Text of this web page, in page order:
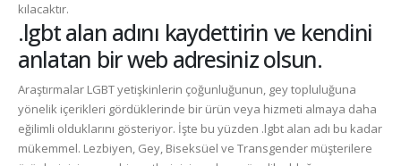
kılacaktır.
.lgbt alan adını kaydettirin ve kendini
anlatan bir web adresiniz olsun.
Araştırmalar LGBT yetişkinlerin çoğunluğunun, gey topluluğuna
yönelik içerikleri gördüklerinde bir ürün veya hizmeti almaya daha
eğilimli olduklarını gösteriyor. İşte bu yüzden .lgbt alan adı bu kadar
mükemmel. Lezbiyen, Gey, Biseksüel ve Transgender müşterilere